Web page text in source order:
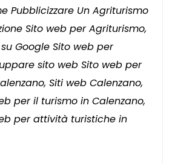
Pubblicizzare Un Agriturismo
Sito web per Agriturismo,
Google Sito web per
sito web Sito web per
Siti web Calenzano,
per il turismo in Calenzano,
per attività turistiche in